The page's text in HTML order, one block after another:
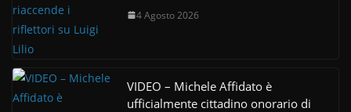
4 Agosto 2026
VIDEO – Michele Affidato è
ufficialmente cittadino onorario di